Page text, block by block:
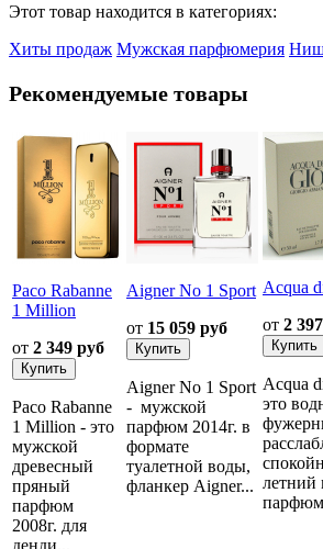
Этот товар находится в категориях:
Хиты продаж Мужская парфюмерия
Рекомендуемые товары
Paco Rabanne
1 Million
от 2 349 руб
Paco Rabanne
1 Million - это
мужской
древесный
пряный
парфюм
2008г. для
денди...
Aigner No 1 Sport
от 15 059 руб
Aigner No 1 Sport
- мужской
парфюм 2014г. в
формате
туалетной воды,
фланкер Aigner...
Acqua
от 2
Acqua
это
летний